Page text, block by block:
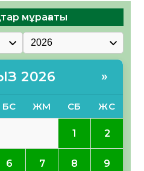
мұрағаты
2026 »
БС ЖМ СБ ЖС
1 2
6 7 8 9